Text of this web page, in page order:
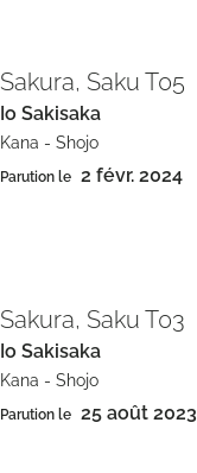
Sakura, Saku T05
Io Sakisaka
Kana - Shojo
Parution le 2 févr. 2024
Sakura, Saku T03
Io Sakisaka
Kana - Shojo
Parution le 25 août 2023